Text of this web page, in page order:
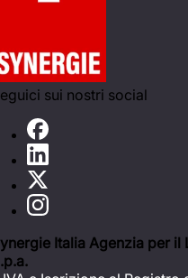
sui nostri social
Italia Agenzia per il